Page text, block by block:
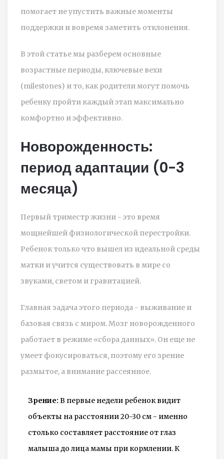
помогает не упустить важные моменты
поддержки и вовремя заметить отклонения.
В этой статье мы разберем основные
возрастные периоды, ключевые вехи
(milestones) и то, как родители могут помочь
ребенку пройти каждый этап максимально
комфортно и эффективно.
Новорожденность:
период адаптации (0-3
месяца)
Первый триместр жизни - это время
мощнейшей физиологической перестройки.
Ребенок только что вышел из идеальной среды
матки и учится существовать в мире со
звуками, светом и гравитацией.
Главная задача этого периода - выживание и
базовая связь с миром. Мозг новорожденного
работает в режиме «сбора данных». Он еще не
умеет фокусироваться, поэтому его зрение
размытое, а внимание рассеянное.
Зрение: В первые недели ребенок видит
объекты на расстоянии 20-30 см - именно
столько составляет расстояние от глаз
малыша до лица мамы при кормлении. К